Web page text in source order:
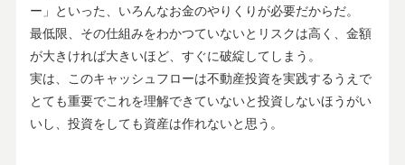
ー」といった、いろんなお金のやりくりが必要だからだ。
最低限、その仕組みをわかつていないとリスクは高く、金額
が大きければ大きいほど、すぐに破綻してしまう。
実は、このキャッシュフローは不動産投資を実践するうえで
とても重要でこれを理解できていないと投資しないほうがい
いし、投資をしても資産は作れないと思う。